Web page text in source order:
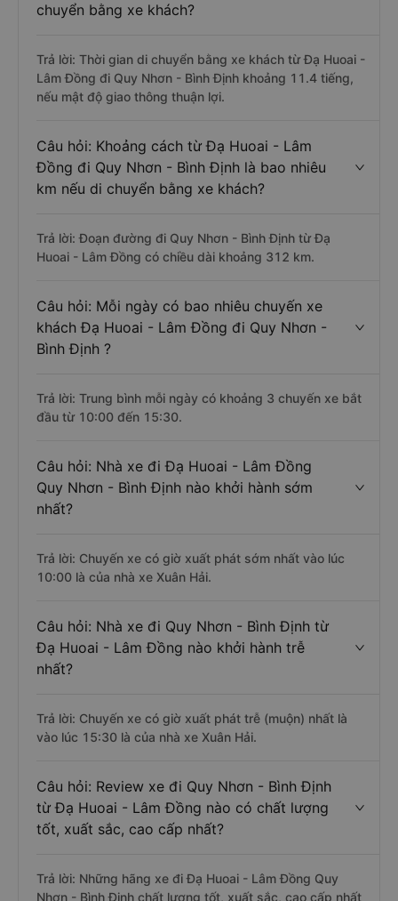
chuyển bằng xe khách?
Trả lời: Thời gian di chuyển bằng xe khách từ Đạ Huoai -
Lâm Đồng đi Quy Nhơn - Bình Định khoảng 11.4 tiếng,
nếu mật độ giao thông thuận lợi.
Câu hỏi: Khoảng cách từ Đạ Huoai - Lâm
Đồng đi Quy Nhơn - Bình Định là bao nhiêu
km nếu di chuyển bằng xe khách?
Trả lời: Đoạn đường đi Quy Nhơn - Bình Định từ Đạ
Huoai - Lâm Đồng có chiều dài khoảng 312 km.
Câu hỏi: Mỗi ngày có bao nhiêu chuyến xe
khách Đạ Huoai - Lâm Đồng đi Quy Nhơn -
Bình Định ?
Trả lời: Trung bình mỗi ngày có khoảng 3 chuyến xe bắt
đầu từ 10:00 đến 15:30.
Câu hỏi: Nhà xe đi Đạ Huoai - Lâm Đồng
Quy Nhơn - Bình Định nào khởi hành sớm
nhất?
Trả lời: Chuyến xe có giờ xuất phát sớm nhất vào lúc
10:00 là của nhà xe Xuân Hải.
Câu hỏi: Nhà xe đi Quy Nhơn - Bình Định từ
Đạ Huoai - Lâm Đồng nào khởi hành trễ
nhất?
Trả lời: Chuyến xe có giờ xuất phát trễ (muộn) nhất là
vào lúc 15:30 là của nhà xe Xuân Hải.
Câu hỏi: Review xe đi Quy Nhơn - Bình Định
từ Đạ Huoai - Lâm Đồng nào có chất lượng
tốt, xuất sắc, cao cấp nhất?
Trả lời: Những hãng xe đi Đạ Huoai - Lâm Đồng Quy
Nhơn - Bình Định chất lượng tốt, xuất sắc, cao cấp nhất